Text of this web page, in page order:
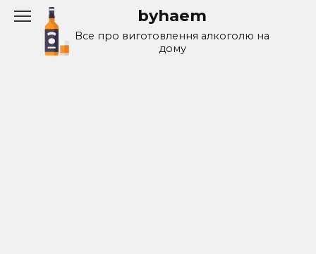
Перейти
содержанию
byhaem
Все про виготовлення алкоголю на
дому